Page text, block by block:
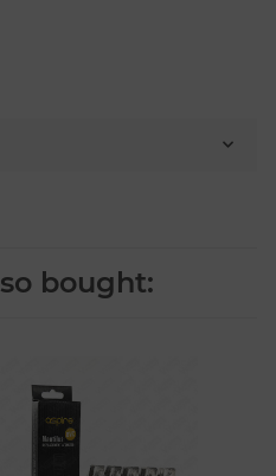
bought: